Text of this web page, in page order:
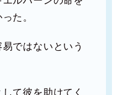
た。
ではないという
て彼を助けてく